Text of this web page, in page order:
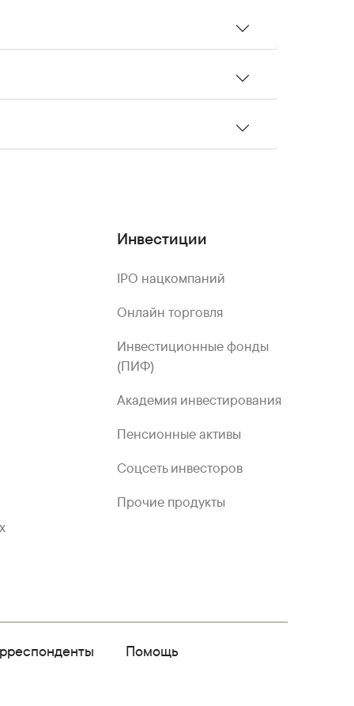
Инвестиции
IPO нацкомпаний
Онлайн торговля
Инвестиционные фонды
(ПИФ)
Академия инвестирования
Пенсионные активы
Соцсеть инвесторов
Прочие продукты
Помощь